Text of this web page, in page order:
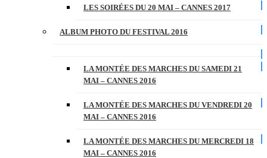
LES SOIRÉES DU 20 MAI – CANNES 2017
ALBUM PHOTO DU FESTIVAL 2016
LA MONTÉE DES MARCHES DU SAMEDI 21
MAI – CANNES 2016
LA MONTÉE DES MARCHES DU VENDREDI 20
MAI – CANNES 2016
LA MONTÉE DES MARCHES DU MERCREDI 18
MAI – CANNES 2016